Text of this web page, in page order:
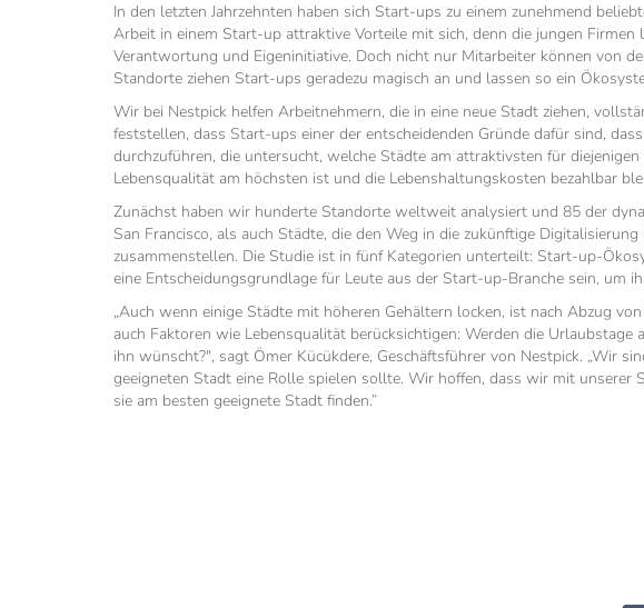
In den letzten Jahrzehnten haben sich Start-ups zu einem zunehmend
Arbeit in einem Start-up attraktive Vorteile mit sich, denn die jungen
Verantwortung und Eigeninitiative. Doch nicht nur Mitarbeiter können von
Standorte ziehen Start-ups geradezu magisch an und lassen so ein
Wir bei Nestpick helfen Arbeitnehmern, die in eine neue Stadt ziehen,
feststellen, dass Start-ups einer der entscheidenden Gründe dafür sind,
durchzuführen, die untersucht, welche Städte am attraktivsten für
Lebensqualität am höchsten ist und die Lebenshaltungskosten bezahlbar
Zunächst haben wir hunderte Standorte weltweit analysiert und 85 der
San Francisco, als auch Städte, die den Weg in die zukünftige
zusammenstellen. Die Studie ist in fünf Kategorien unterteilt: Start-up-
eine Entscheidungsgrundlage für Leute aus der Start-up-Branche sein, um
„Auch wenn einige Städte mit höheren Gehältern locken, ist nach Abzug
auch Faktoren wie Lebensqualität berücksichtigen: Werden die
ihn wünscht?", sagt Ömer Kücükdere, Geschäftsführer von Nestpick. „Wir
geeigneten Stadt eine Rolle spielen sollte. Wir hoffen, dass wir mit unserer
sie am besten geeignete Stadt finden.”